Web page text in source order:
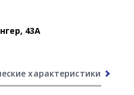
43А
характеристики